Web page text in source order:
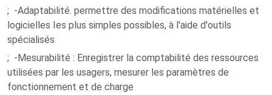
; -Adaptabilité. permettre des modifications matérielles et
logicielles Ies plus simples possibles, à l'aide d'outils
spécialisés
; -Mesurabilité : Enregistrer la comptabilité des ressources
utilisées par les usagers, mesurer les paramètres de
fonctionnement et de charge